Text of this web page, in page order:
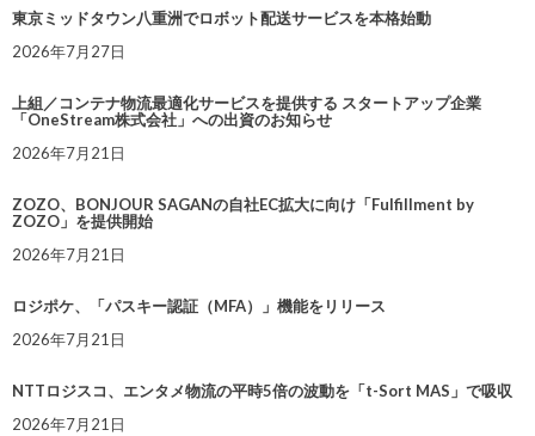
東京ミッドタウン八重洲でロボット配送サービスを本格始動
2026年7月27日
上組／コンテナ物流最適化サービスを提供する スタートアップ企業
「OneStream株式会社」への出資のお知らせ
2026年7月21日
ZOZO、BONJOUR SAGANの自社EC拡大に向け「Fulfillment by
ZOZO」を提供開始
2026年7月21日
ロジポケ、「パスキー認証（MFA）」機能をリリース
2026年7月21日
NTTロジスコ、エンタメ物流の平時5倍の波動を「t-Sort MAS」で吸収
2026年7月21日